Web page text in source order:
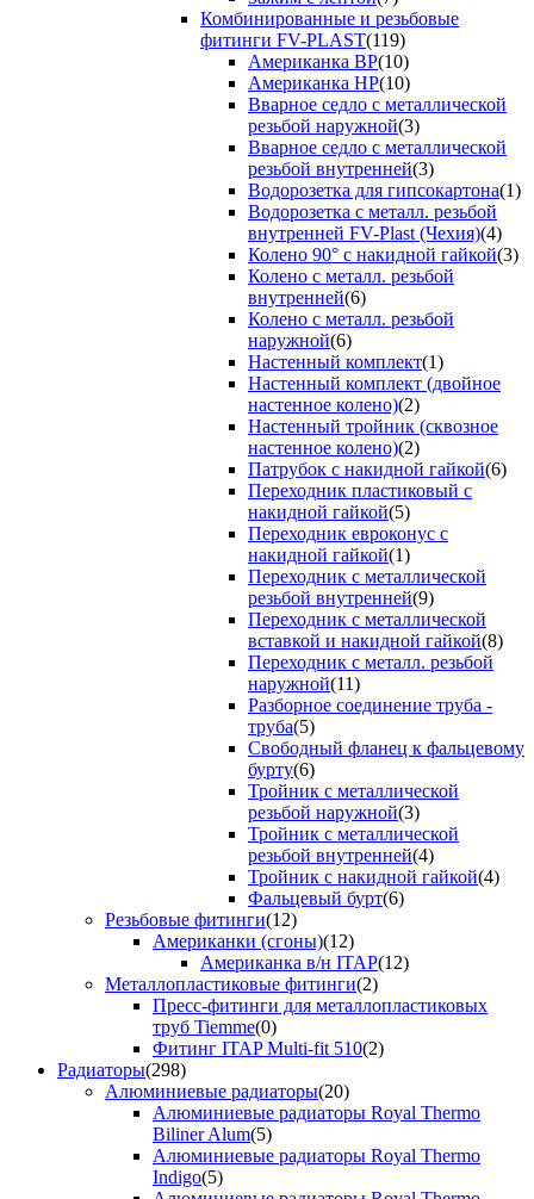
Комбинированные и резьбовые
фитинги FV-PLAST(119)
Американка ВР(10)
Американка НР(10)
Вварное седло с металлической
резьбой наружной(3)
Вварное седло с металлической
резьбой внутренней(3)
Водорозетка для гипсокартона(1)
Водорозетка с металл. резьбой
внутренней FV-Plast (Чехия)(4)
Колено 90° с накидной гайкой(3)
Колено с металл. резьбой
внутренней(6)
Колено с металл. резьбой
наружной(6)
Настенный комплект(1)
Настенный комплект (двойное
настенное колено)(2)
Настенный тройник (сквозное
настенное колено)(2)
Патрубок с накидной гайкой(6)
Переходник пластиковый с
накидной гайкой(5)
Переходник евроконус с
накидной гайкой(1)
Переходник с металлической
резьбой внутренней(9)
Переходник с металлической
вставкой и накидной гайкой(8)
Переходник с металл. резьбой
наружной(11)
Разборное соединение труба -
труба(5)
Свободный фланец к фальцевому
бурту(6)
Тройник с металлической
резьбой наружной(3)
Тройник с металлической
резьбой внутренней(4)
Тройник с накидной гайкой(4)
Фальцевый бурт(6)
Резьбовые фитинги(12)
Американки (сгоны)(12)
Американка в/н ITAP(12)
Металлопластиковые фитинги(2)
Пресс-фитинги для металлопластиковых
труб Tiemme(0)
Фитинг ITAP Multi-fit 510(2)
Радиаторы(298)
Алюминиевые радиаторы(20)
Алюминиевые радиаторы Royal Thermo
Biliner Alum(5)
Алюминиевые радиаторы Royal Thermo
Indigo(5)